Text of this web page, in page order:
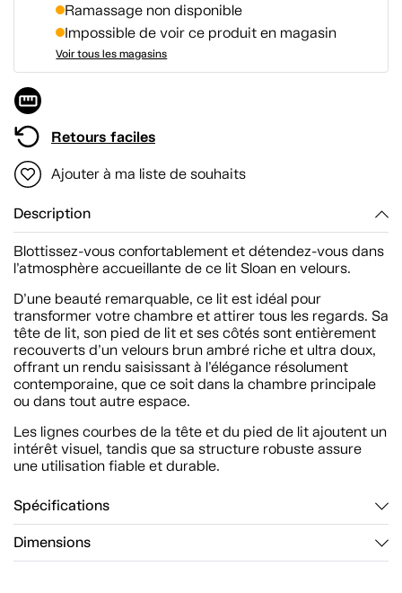
Ramassage non disponible
Impossible de voir ce produit en magasin
Voir tous les magasins
Retours faciles
Ajouter à ma liste de souhaits
Description
Blottissez-vous confortablement et détendez-vous dans
l’atmosphère accueillante de ce lit Sloan en velours.
D’une beauté remarquable, ce lit est idéal pour
transformer votre chambre et attirer tous les regards. Sa
tête de lit, son pied de lit et ses côtés sont entièrement
recouverts d’un velours brun ambré riche et ultra doux,
offrant un rendu saisissant à l’élégance résolument
contemporaine, que ce soit dans la chambre principale
ou dans tout autre espace.
Les lignes courbes de la tête et du pied de lit ajoutent un
intérêt visuel, tandis que sa structure robuste assure
une utilisation fiable et durable.
Spécifications
Dimensions